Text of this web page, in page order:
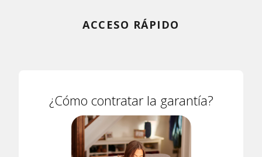
ACCESO RÁPIDO
¿Cómo contratar la garantía?